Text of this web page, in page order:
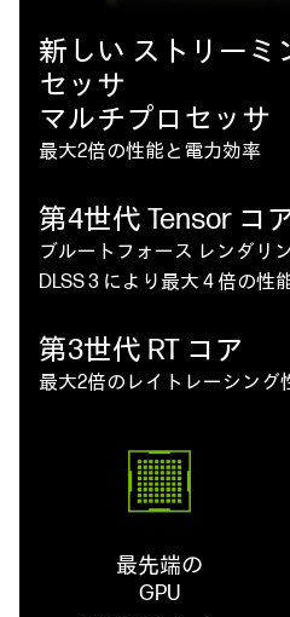
新しい ストリーミ
セッサ
マルチプロセッサ
最大2倍の性能と電力効率
第4世代 Tensor コ
ブルートフォース レンダリ
DLSS 3 により最大 4 倍の性
第3世代 RT コア
最大2倍のレイトレーシング
最先端の
GPU